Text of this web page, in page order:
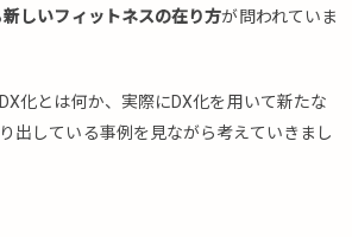
新しいフィットネスの在り方が問われていま
化とは何か、実際にDX化を用いて新たな
出している事例を見ながら考えていきまし